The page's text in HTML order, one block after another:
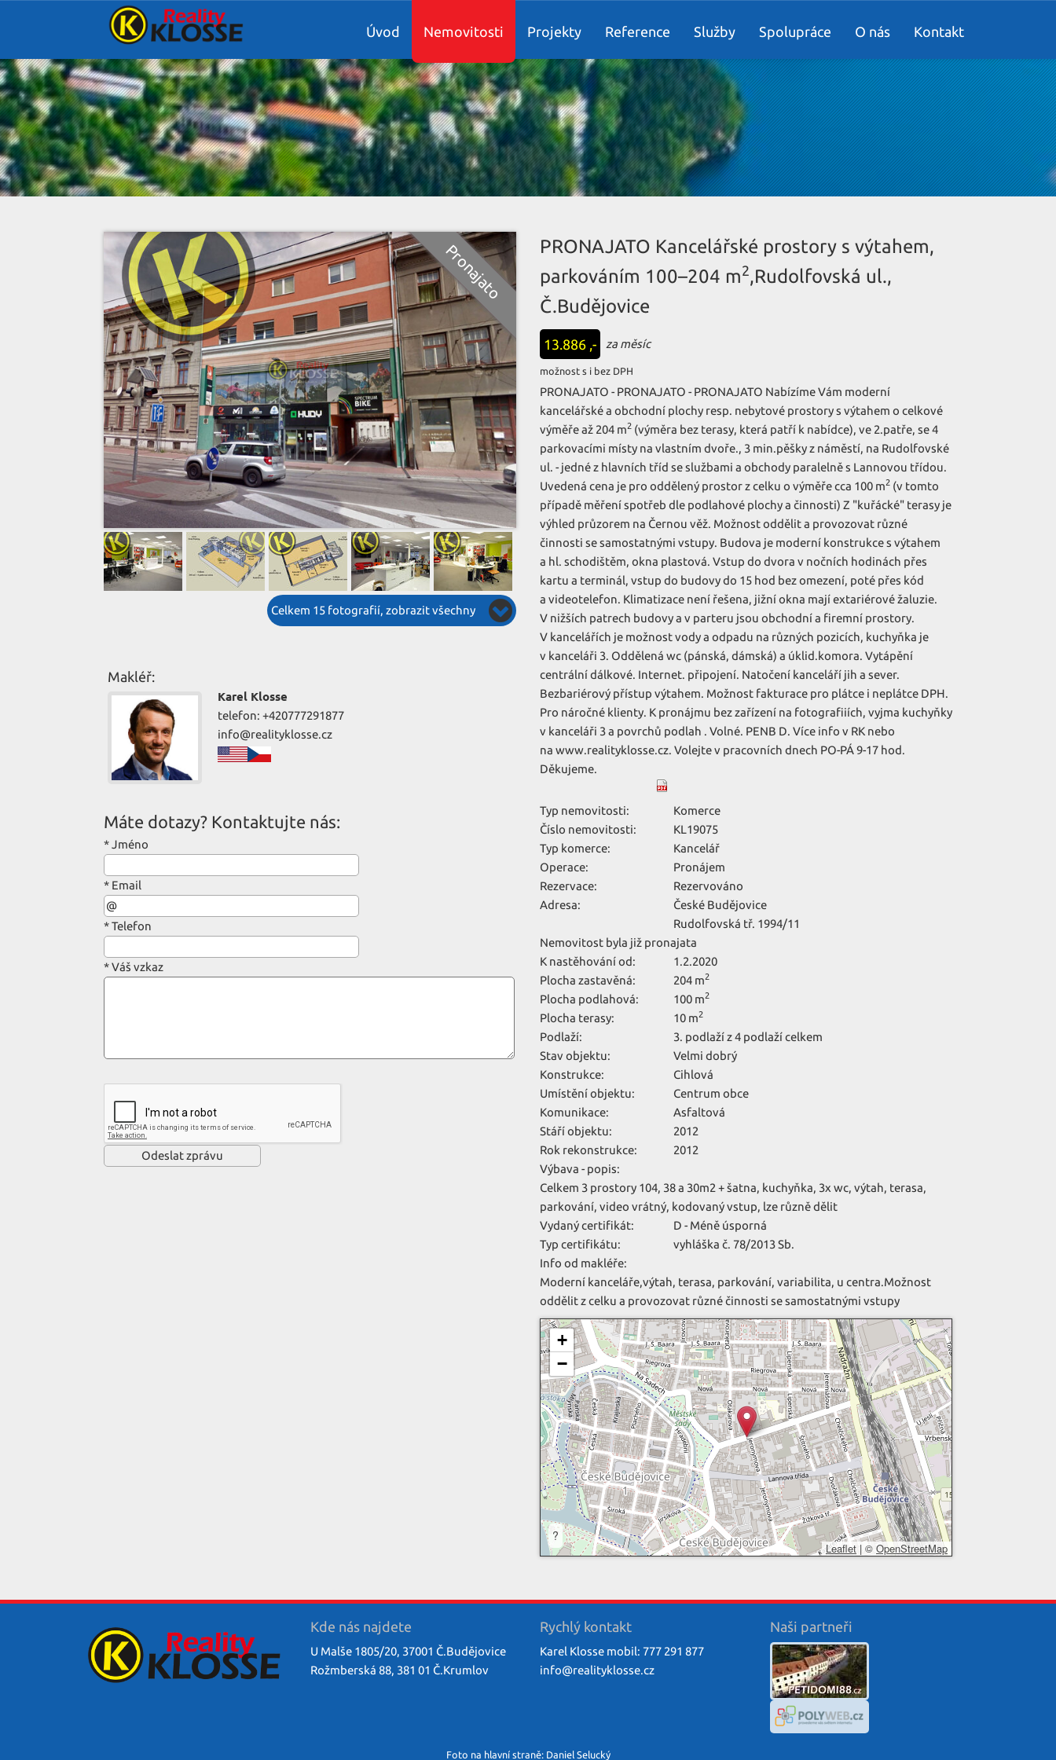
Úvod Nemovitosti Projekty Reference Služby Spolupráce O nás Kontakt
Celkem 15 fotografií, zobrazit všechny
Makléř:
Karel Klosse
telefon: +420777291877
info@realityklosse.cz
Máte dotazy? Kontaktujte nás:
*Jméno
* Email
*Telefon
*Váš vzkaz
PRONAJATO Kancelářské prostory s výtahem,
parkováním 100–204 m2,Rudolfovská ul.,
Č.Budějovice
13.886 ,- za měsíc
možnost s i bez DPH
PRONAJATO - PRONAJATO - PRONAJATO Nabízíme Vám moderní
kancelářské a obchodní plochy resp. nebytové prostory s výtahem o celkové
výměře až 204 m2 (výměra bez terasy, která patří k nabídce), ve 2.patře, se 4
parkovacími místy na vlastním dvoře., 3 min.pěšky z náměstí, na Rudolfovské
ul. - jedné z hlavních tříd se službami a obchody paralelně s Lannovou třídou.
Uvedená cena je pro oddělený prostor z celku o výměře cca 100 m2 (v tomto
případě měření spotřeb dle podlahové plochy a činnosti) Z "kuřácké" terasy je
výhled průzorem na Černou věž. Možnost oddělit a provozovat různé
činnosti se samostatnými vstupy. Budova je moderní konstrukce s výtahem
a hl. schodištěm, okna plastová. Vstup do dvora v nočních hodinách přes
kartu a terminál, vstup do budovy do 15 hod bez omezení, poté přes kód
a videotelefon. Klimatizace není řešena, jižní okna mají extariérové žaluzie.
V nižších patrech budovy a v parteru jsou obchodní a firemní prostory.
V kancelářích je možnost vody a odpadu na různých pozicích, kuchyňka je
v kanceláři 3. Oddělená wc (pánská, dámská) a úklid.komora. Vytápění
centrální dálkové. Internet. připojení. Natočení kanceláří jih a sever.
Bezbariérový přístup výtahem. Možnost fakturace pro plátce i neplátce DPH.
Pro náročné klienty. K pronájmu bez zařízení na fotografiiích, vyjma kuchyňky
v kanceláři 3 a povrchů podlah . Volné. PENB D. Více info v RK nebo
na www.realityklosse.cz. Volejte v pracovních dnech PO-PÁ 9-17 hod.
Děkujeme.
Typ nemovitosti:
Komerce
Číslo nemovitosti:
KL19075
Typ komerce:
Kancelář
Operace:
Pronájem
Rezervace:
Rezervováno
Adresa:
České Budějovice
Rudolfovská tř. 1994/11
Nemovitost byla již pronajata
K nastěhování od:
1.2.2020
Plocha zastavěná:
204 m2
Plocha podlahová: 100 m2
Plocha terasy: 10 m2
Podlaží:
3. podlaží z 4 podlaží celkem
Stav objektu:
Velmi dobrý
Konstrukce:
Cihlová
Umístění objektu:
Centrum obce
Komunikace:
Asfaltová
Stáří objektu:
2012
Rok rekonstrukce:
2012
Výbava - popis:
Celkem 3 prostory 104, 38 a 30m2 + šatna, kuchyňka, 3x wc, výtah, terasa,
parkování, video vrátný, kodovaný vstup, lze různě dělit
Vydaný certifikát:
D - Méně úsporná
Typ certifikátu:
vyhláška č. 78/2013 Sb.
Info od makléře:
Moderní kanceláře,výtah, terasa, parkování, variabilita, u centra.Možnost
oddělit z celku a provozovat různé činnosti se samostatnými vstupy
+
−
?
Leaflet | © OpenStreetMap
Kde nás najdete
U Malše 1805/20, 37001 Č.Budějovice
Rožmberská 88, 381 01 Č.Krumlov
Rychlý kontakt
Karel Klosse mobil: 777 291 877
info@realityklosse.cz
Naši partneři
Foto na hlavní straně: Daniel Selucký